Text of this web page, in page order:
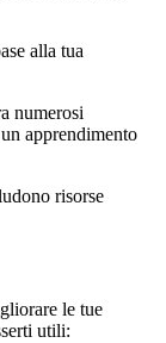
alla tua
numerosi
apprendimento
risorse
le tue
utili: